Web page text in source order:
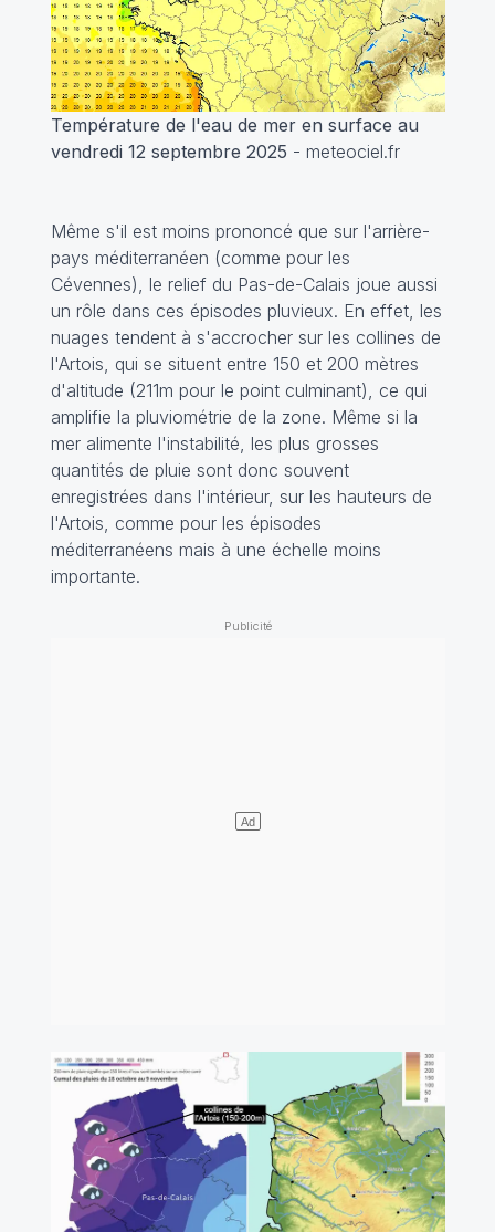
Température de l'eau de mer en surface au
vendredi 12 septembre 2025 - meteociel.fr
Même s'il est moins prononcé que sur l'arrière-
pays méditerranéen (comme pour les
Cévennes), le relief du Pas-de-Calais joue aussi
un rôle dans ces épisodes pluvieux. En effet, les
nuages tendent à s'accrocher sur les collines de
l'Artois, qui se situent entre 150 et 200 mètres
d'altitude (211m pour le point culminant), ce qui
amplifie la pluviométrie de la zone. Même si la
mer alimente l'instabilité, les plus grosses
quantités de pluie sont donc souvent
enregistrées dans l'intérieur, sur les hauteurs de
l'Artois, comme pour les épisodes
méditerranéens mais à une échelle moins
importante.